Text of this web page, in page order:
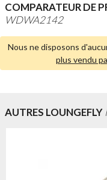
COMPARATEUR DE
WDWA2142
Nous ne disposons
plus vendu
AUTRES LOUNGEFLY